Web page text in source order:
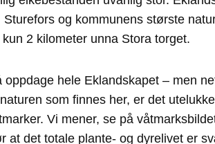
og kommunens største
2 kilometer unna Stora torget.
hele Eklandskapet – men
som finnes her, er det
Vi mener, se på
at det totale plante- og dyrelivet er